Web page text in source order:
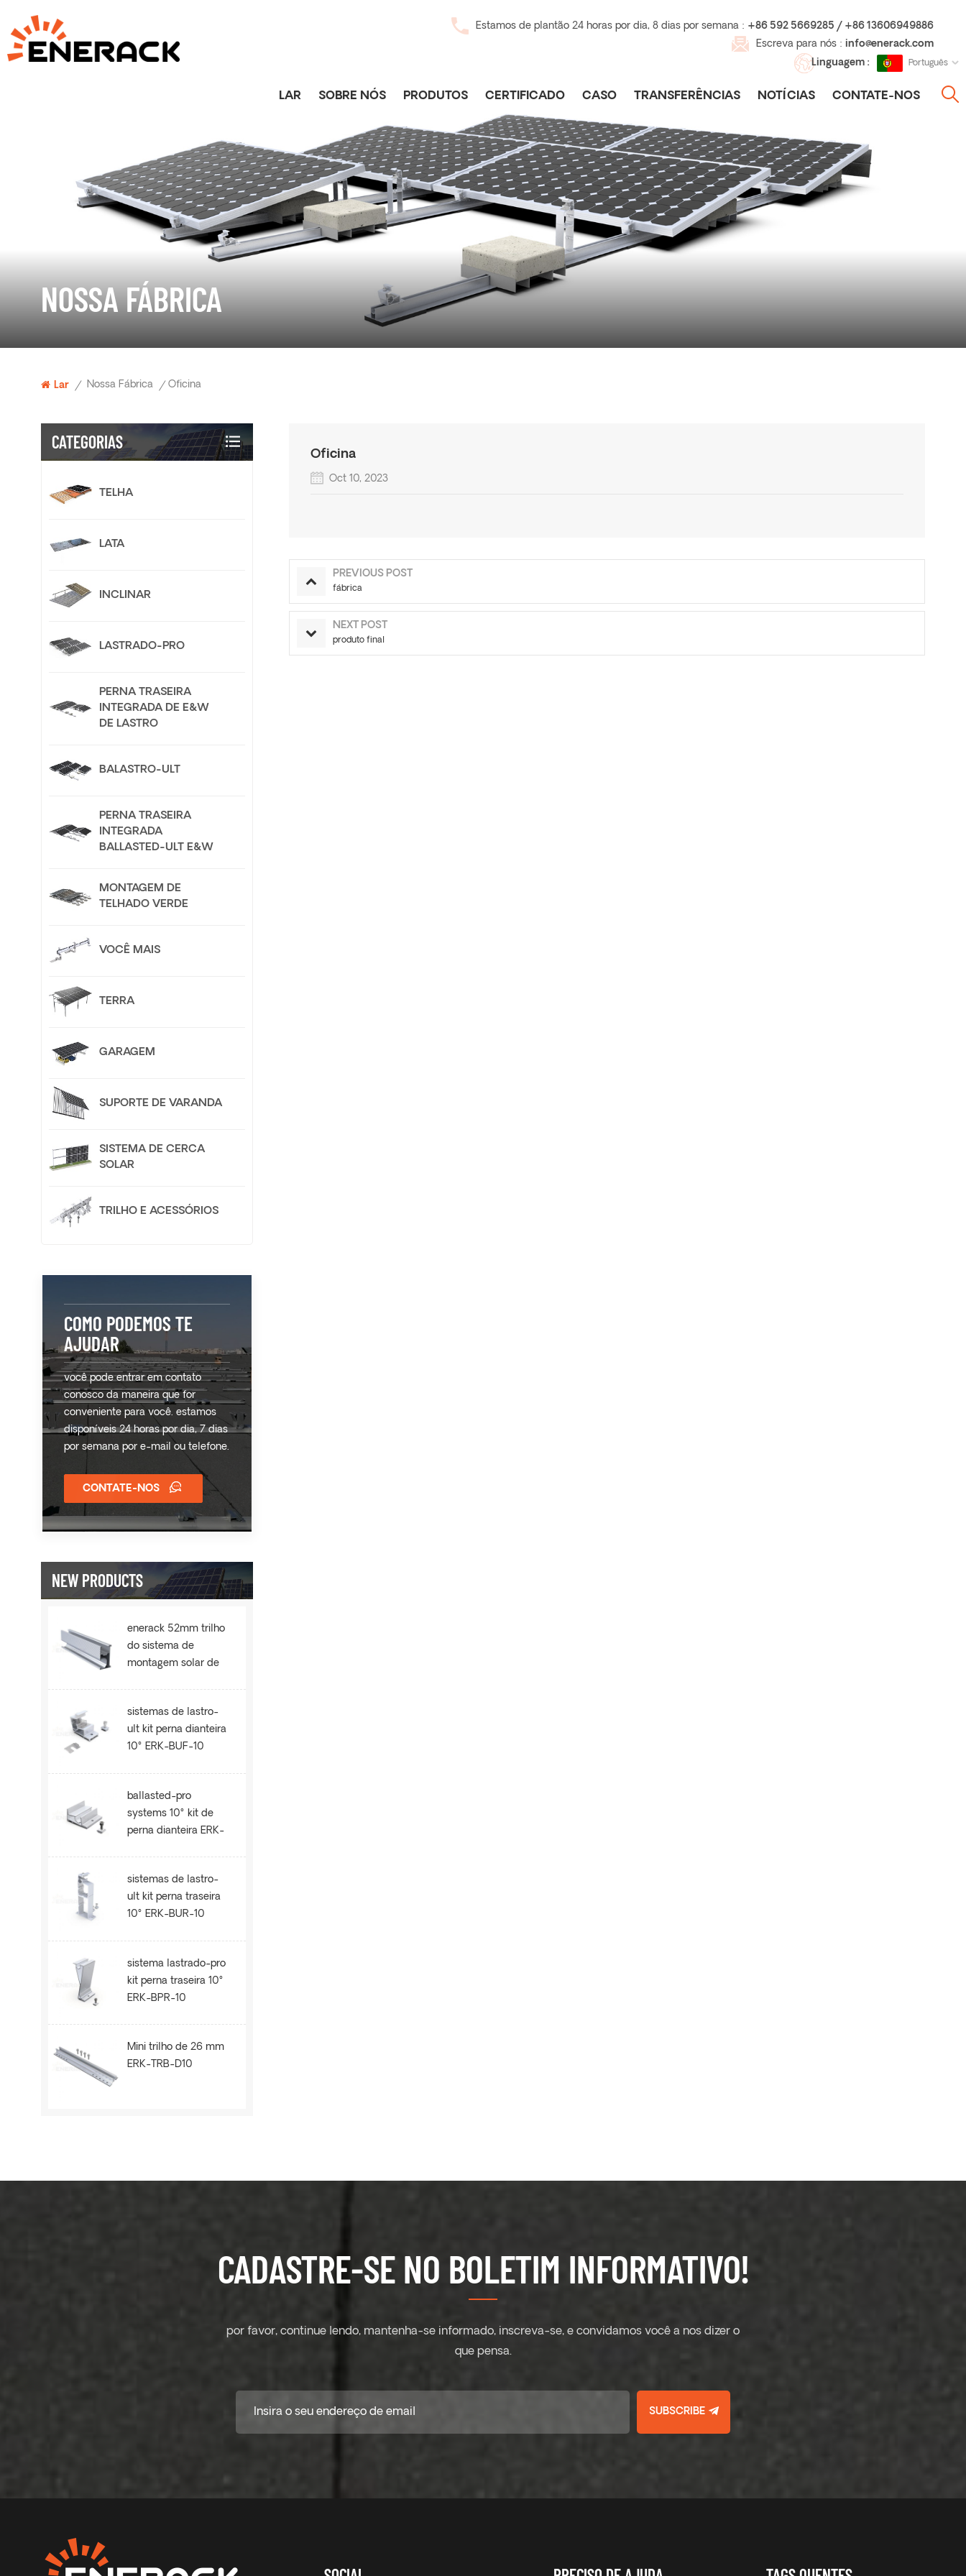
Estamos de plantão 24 horas por dia, 8 dias por semana : +86 592 5669285 / +86 13606949886
Escreva para nós : info@enerack.com
Linguagem :
Português
LAR SOBRE NÓS PRODUTOS CERTIFICADO CASO TRANSFERÊNCIAS NOTÍCIAS CONTATE-NOS
NOSSA FÁBRICA
Lar / Nossa Fábrica / Oficina
Oficina
Oct 10, 2023
PREVIOUS POST
fábrica
NEXT POST
produto final
CATEGORIAS
TELHA
LATA
INCLINAR
LASTRADO-PRO
PERNA TRASEIRA
INTEGRADA DE E&W
DE LASTRO
BALASTRO-ULT
PERNA TRASEIRA
INTEGRADA
BALLASTED-ULT E&W
MONTAGEM DE
TELHADO VERDE
VOCÊ MAIS
TERRA
GARAGEM
SUPORTE DE VARANDA
SISTEMA DE CERCA
SOLAR
TRILHO E ACESSÓRIOS
COMO PODEMOS TE
AJUDAR
você pode entrar em contato
conosco da maneira que for
conveniente para você. estamos
disponíveis 24 horas por dia, 7 dias
por semana por e-mail ou telefone.
CONTATE-NOS
NEW PRODUCTS
enerack 52mm trilho
do sistema de
montagem solar de
sistemas de lastro-
ult kit perna dianteira
10° ERK-BUF-10
ballasted-pro
systems 10° kit de
perna dianteira ERK-
sistemas de lastro-
ult kit perna traseira
10° ERK-BUR-10
sistema lastrado-pro
kit perna traseira 10°
ERK-BPR-10
Mini trilho de 26 mm
ERK-TRB-D10
CADASTRE-SE NO BOLETIM INFORMATIVO!
por favor, continue lendo, mantenha-se informado, inscreva-se, e convidamos você a nos dizer o
que pensa.
SUBSCRIBE